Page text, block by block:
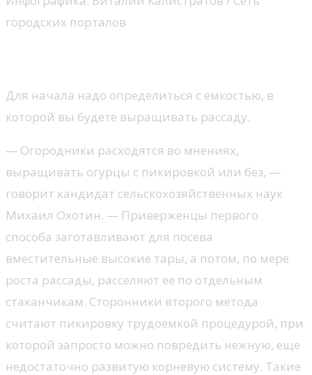
городских порталов
Для начала надо определиться с емкостью, в
которой вы будете выращивать рассаду.
— Огородники расходятся во мнениях,
выращивать огурцы с пикировкой или без, —
говорит кандидат сельскохозяйственных наук
Михаил Охотин. — Приверженцы первого
способа заготавливают для посева
вместительные высокие тары, а потом, по мере
роста рассады, расселяют ее по отдельным
стаканчикам. Сторонники второго метода
считают пикировку трудоемкой процедурой, при
которой запросто можно повредить нежную, еще
недостаточно развитую корневую систему. Такие